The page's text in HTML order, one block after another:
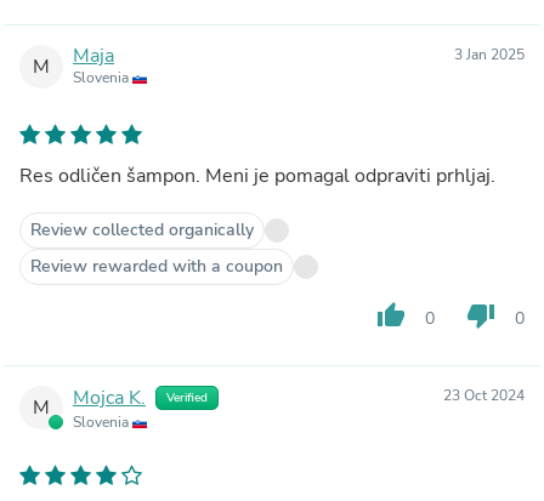
M Maja
Slovenia
3 Jan 2025
Res odličen šampon. Meni je pomagal odpraviti prhljaj.
Review collected organically
Review rewarded with a coupon
thumb_up 0 thumb_down 0
M Mojca K. Verified
Slovenia
23 Oct 2024